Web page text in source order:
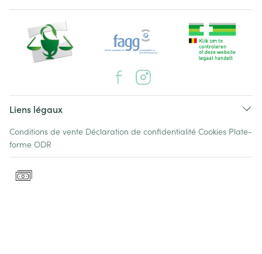
Liens légaux
Conditions de vente Déclaration de confidentialité Cookies Plate-
forme ODR